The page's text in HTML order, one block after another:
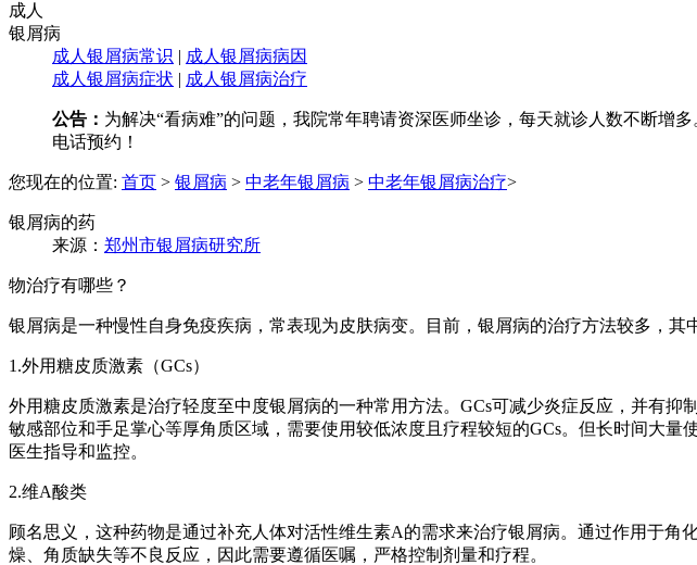
成人
银屑病
成人银屑病常识 | 成人银屑病病因
成人银屑病症状 | 成人银屑病治疗
公告： 为解决“看病难”的问题，我院常年聘请资深医师坐诊，每天就诊人数不断增
电话预约！
您现在的位置: 首页 > 银屑病 > 中老年银屑病 > 中老年银屑病治疗>
银屑病的药
来源： 郑州市银屑病研究所
物治疗有哪些？
银屑病是一种慢性自身免疫疾病，常表现为皮肤病变。目前，银屑病的治疗方法较多，
1.外用糖皮质激素（GCs）
外用糖皮质激素是治疗轻度至中度银屑病的一种常用方法。GCs可减少炎症反应，并有
敏感部位和手足掌心等厚角质区域，需要使用较低浓度且疗程较短的GCs。但长时间大
医生指导和监控。
2.维A酸类
顾名思义，这种药物是通过补充人体对活性维生素A的需求来治疗银屑病。通过作用于
燥、角质缺失等不良反应，因此需要遵循医嘱，严格控制剂量和疗程。